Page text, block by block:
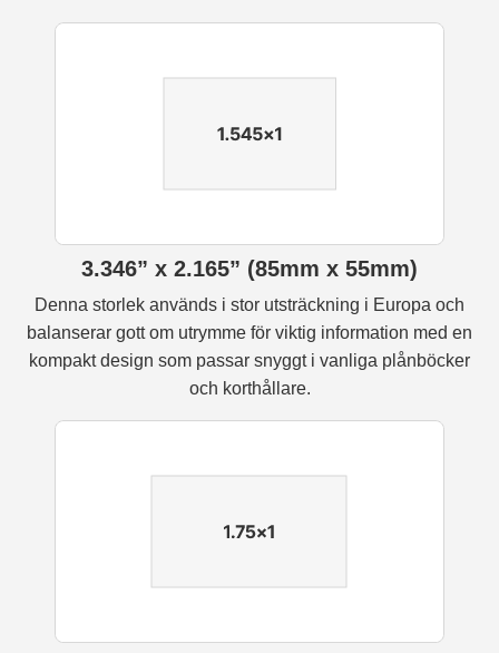
3.346” x 2.165” (85mm x 55mm)
Denna storlek används i stor utsträckning i Europa och
balanserar gott om utrymme för viktig information med en
kompakt design som passar snyggt i vanliga plånböcker
och korthållare.